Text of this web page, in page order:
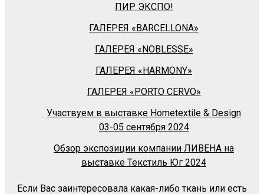
ПИР ЭКСПО!
ГАЛЕРЕЯ «BARСELLONA»
ГАЛЕРЕЯ «NOBLESSE»
ГАЛЕРЕЯ «HARMONY»
ГАЛЕРЕЯ «PORTO CERVO»
Участвуем в выставке Hometextile & Design
03-05 сентября 2024
Обзор экспозиции компании ЛИВЕНА на
выставке Текстиль Юг 2024
Если Вас заинтересовала какая-либо ткань или есть